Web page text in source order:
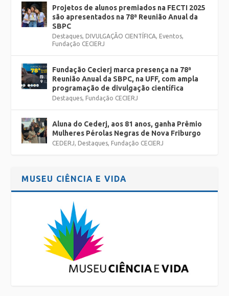
Projetos de alunos premiados na FECTI 2025
são apresentados na 78ª Reunião Anual da
SBPC
Destaques, DIVULGAÇÃO CIENTÍFICA, Eventos,
Fundação CECIERJ
Fundação Cecierj marca presença na 78ª
Reunião Anual da SBPC, na UFF, com ampla
programação de divulgação científica
Destaques, Fundação CECIERJ
Aluna do Cederj, aos 81 anos, ganha Prêmio
Mulheres Pérolas Negras de Nova Friburgo
CEDERJ, Destaques, Fundação CECIERJ
MUSEU CIÊNCIA E VIDA